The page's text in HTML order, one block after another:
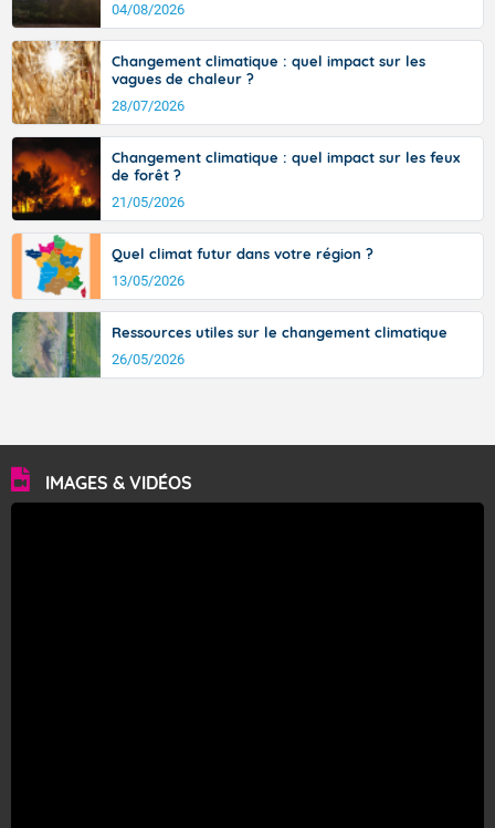
d’où provient ce vent.
04/08/2026
Changement climatique : quel impact sur les
vagues de chaleur ?
28/07/2026
Changement climatique : quel impact sur les feux
de forêt ?
21/05/2026
Quel climat futur dans votre région ?
13/05/2026
Ressources utiles sur le changement climatique
26/05/2026
IMAGES & VIDÉOS